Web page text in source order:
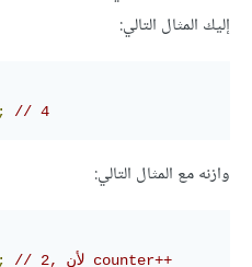
إليك المثال التالي:
// 4
وازنه مع المثال التالي:
// 2, لأن counter++